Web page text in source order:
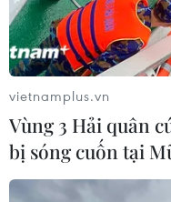
vietnamplus.vn
Vùng 3 Hải quân
bị sóng cuốn tại